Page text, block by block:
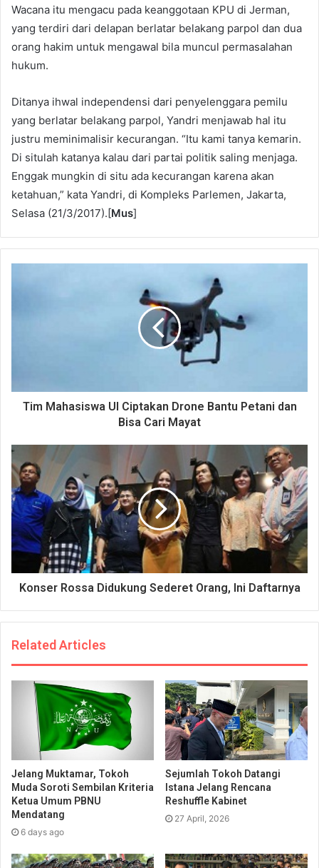
Wacana itu mengacu pada keanggotaan KPU di Jerman,
yang terdiri dari delapan berlatar belakang parpol dan dua
orang hakim untuk mengawal bila muncul permasalahan
hukum.
Ditanya ihwal independensi dari penyelenggara pemilu
yang berlatar belakang parpol, Yandri menjawab hal itu
justru meminimalisir kecurangan. “Itu kami tanya kemarin.
Di situlah katanya kalau dari partai politik saling menjaga.
Enggak mungkin di situ ada kecurangan karena akan
ketahuan,” kata Yandri, di Kompleks Parlemen, Jakarta,
Selasa (21/3/2017).[Mus]
Tim Mahasiswa UI Ciptakan Drone Bantu Petani dan
Bisa Cari Mayat
Konser Rossa Didukung Sederet Orang, Ini Daftarnya
Related Articles
Jelang Muktamar, Tokoh
Muda Soroti Sembilan Kriteria
Ketua Umum PBNU
Mendatang
6 days ago
Sejumlah Tokoh Datangi
Istana Jelang Rencana
Reshuffle Kabinet
27 April, 2026